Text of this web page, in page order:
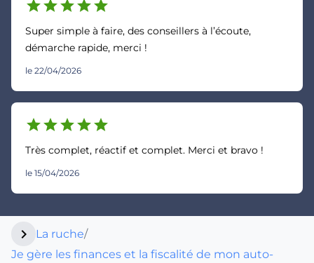
starstarstarstarstar
Super simple à faire, des conseillers à l’écoute,
démarche rapide, merci !
le 22/04/2026
starstarstarstarstar
Très complet, réactif et complet. Merci et bravo !
le 15/04/2026
chevron_right La ruche/
Je gère les finances et la fiscalité de mon auto-